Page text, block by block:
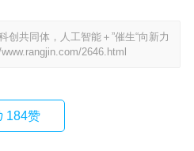
创共同体，人工智能＋”催生“向新力
2646.html
184赞